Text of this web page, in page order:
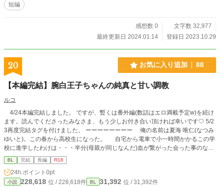
短編
感想数 0
文字数 32,977
最終更新日 2024.01.14
登録日 2023.10.29
20 お気に入り追加 88
【本編完結】腕白王子ちゃんの純真と甘い調教
ルコ
4/24本編完結しました。 ですが、暫くは番外編(数話はエロ満載予定w)を続け
ます。読んでくださったみなさま、もう少しお付き合い頂ければ幸いです♡ 5/2
3再度完結タグを付けました。 ーーーーーーーー 俺の名前は夏海 唯仁(なつみ
ゆいと)。この春から高校生になった。 自宅から電車で小一時間かかるこの学
校に進学したわけは・・・半分(母親が同じなんだ)血が繋がった会った事のない
兄、秋月 暁弥(あきづき きょうや)の母校なので。って、正直兄はどうでもい
い。その兄の父親、MAGってバンドのボーカルのジュン様になんとか会えない
かな？って思ったからだ。 これは、MAGの動画を見てジュン様の大ファンに
なった俺が、進学した高校で兄の狂信者の夏秋 紫暮(なつあき しぐれ=シグ)と出
BL 完結 長編 R18
24h.ポイント 0pt
小説 228,618 位 / 228,618件 BL 31,392 位 / 31,392件